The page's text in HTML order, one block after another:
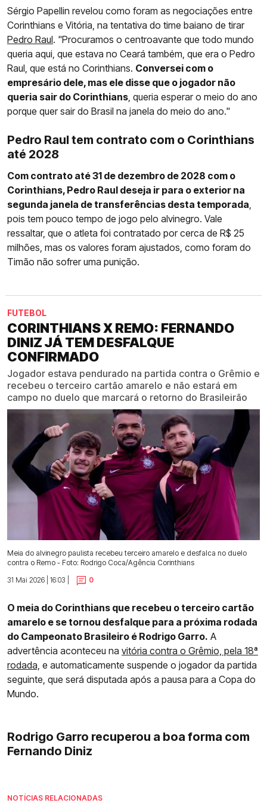
Sérgio Papellin revelou como foram as negociações entre
Corinthians e Vitória, na tentativa do time baiano de tirar
Pedro Raul. "Procuramos o centroavante que todo mundo
queria aqui, que estava no Ceará também, que era o Pedro
Raul, que está no Corinthians. Conversei com o
empresário dele, mas ele disse que o jogador não
queria sair do Corinthians, queria esperar o meio do ano
porque quer sair do Brasil na janela do meio do ano."
Pedro Raul tem contrato com o Corinthians
até 2028
Com contrato até 31 de dezembro de 2028 com o
Corinthians, Pedro Raul deseja ir para o exterior na
segunda janela de transferências desta temporada,
pois tem pouco tempo de jogo pelo alvinegro. Vale
ressaltar, que o atleta foi contratado por cerca de R$ 25
milhões, mas os valores foram ajustados, como foram do
Timão não sofrer uma punição.
FUTEBOL
CORINTHIANS X REMO: FERNANDO
DINIZ JÁ TEM DESFALQUE
CONFIRMADO
Jogador estava pendurado na partida contra o Grêmio e
recebeu o terceiro cartão amarelo e não estará em
campo no duelo que marcará o retorno do Brasileirão
Meia do alvinegro paulista recebeu terceiro amarelo e desfalca no duelo
contra o Remo - Foto: Rodrigo Coca/Agência Corinthians
31 Mai 2026 | 16:03 |
0
O meia do Corinthians que recebeu o terceiro cartão
amarelo e se tornou desfalque para a próxima rodada
do Campeonato Brasileiro é Rodrigo Garro. A
advertência aconteceu na vitória contra o Grêmio, pela 18ª
rodada, e automaticamente suspende o jogador da partida
seguinte, que será disputada após a pausa para a Copa do
Mundo.
Rodrigo Garro recuperou a boa forma com
Fernando Diniz
NOTÍCIAS RELACIONADAS